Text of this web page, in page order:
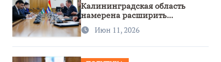
Калининградская область
намерена расширить
сотрудничество с Узбекистаном
Июн 11, 2026